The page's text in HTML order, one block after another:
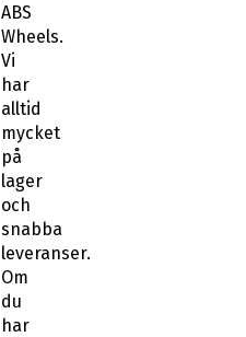
ABS
Wheels.
Vi
har
alltid
mycket
på
lager
och
snabba
leveranser.
Om
du
har